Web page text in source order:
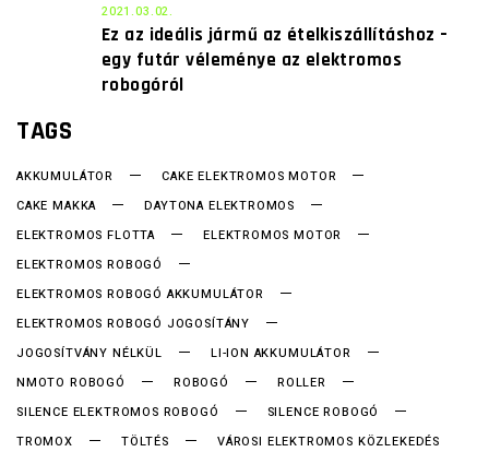
2021.03.02.
Ez az ideális jármű az ételkiszállításhoz –
egy futár véleménye az elektromos
robogóról
TAGS
AKKUMULÁTOR
CAKE ELEKTROMOS MOTOR
CAKE MAKKA
DAYTONA ELEKTROMOS
ELEKTROMOS FLOTTA
ELEKTROMOS MOTOR
ELEKTROMOS ROBOGÓ
ELEKTROMOS ROBOGÓ AKKUMULÁTOR
ELEKTROMOS ROBOGÓ JOGOSÍTÁNY
JOGOSÍTVÁNY NÉLKÜL
LI-ION AKKUMULÁTOR
NMOTO ROBOGÓ
ROBOGÓ
ROLLER
SILENCE ELEKTROMOS ROBOGÓ
SILENCE ROBOGÓ
TROMOX
TÖLTÉS VÁROSI ELEKTROMOS KÖZLEKEDÉS